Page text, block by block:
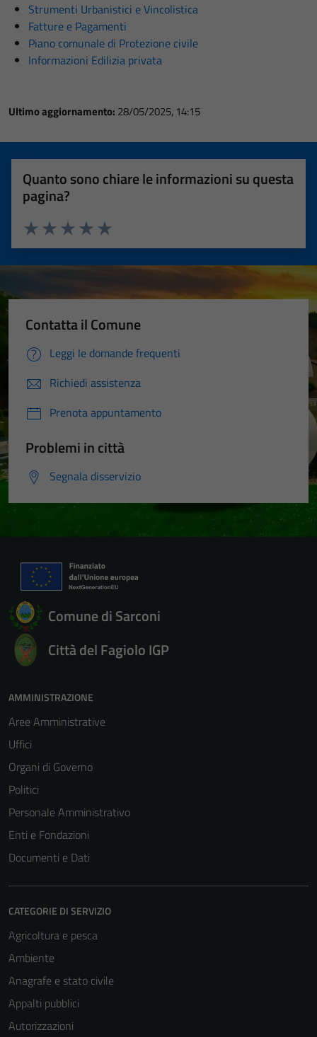
Strumenti Urbanistici e Vincolistica
Fatture e Pagamenti
Piano comunale di Protezione civile
Informazioni Edilizia privata
Ultimo aggiornamento: 28/05/2025, 14:15
Quanto sono chiare le informazioni su questa
pagina?
Valuta 5 stelle su 5
Valuta 4 stelle su 5
Valuta 3 stelle su 5
Valuta 2 stelle su 5
Valuta 1 stelle su 5
Contatta il Comune
Leggi le domande frequenti
Richiedi assistenza
Prenota appuntamento
Problemi in città
Segnala disservizio
Comune di Sarconi
Città del Fagiolo IGP
AMMINISTRAZIONE
Aree Amministrative
Uffici
Organi di Governo
Politici
Personale Amministrativo
Enti e Fondazioni
Documenti e Dati
CATEGORIE DI SERVIZIO
Agricoltura e pesca
Ambiente
Anagrafe e stato civile
Appalti pubblici
Autorizzazioni